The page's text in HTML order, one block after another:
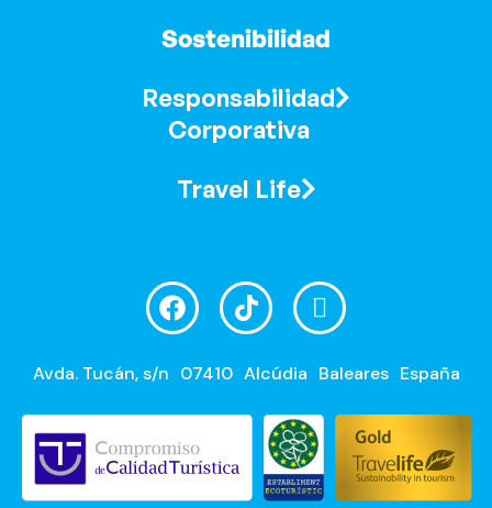
Sostenibilidad
Responsabilidad
Corporativa
Travel Life
Avda. Tucán, s/n 07410 Alcúdia Baleares España